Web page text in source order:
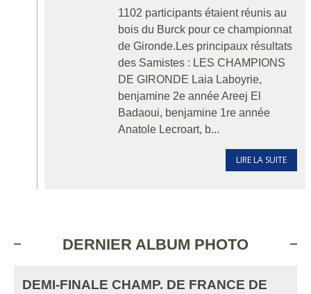
1102 participants étaient réunis au
bois du Burck pour ce championnat
de Gironde. ​​​​​​Les principaux résultats
des Samistes : LES CHAMPIONS
DE GIRONDE Laia Laboyrie,
benjamine 2e année Areej El
Badaoui, benjamine 1re année
Anatole Lecroart, b...
LIRE LA SUITE
DERNIER ALBUM PHOTO
DEMI-FINALE CHAMP. DE FRANCE DE